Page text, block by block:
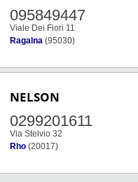
095849447
Viale Dei Fiori 11
Ragalna (95030)
NELSON
0299201611
Via Stelvio 32
Rho (20017)